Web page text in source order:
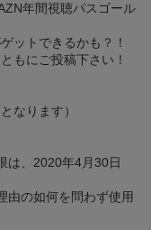
年間視聴パスゴール
ットできるかも？！
もにご投稿下さい！
なります）
は、2020年4月30日
由の如何を問わず使用